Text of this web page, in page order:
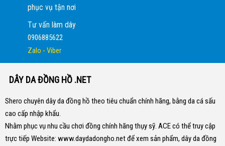
phục vụ tận nơi
Tư vấn làm dây
0906885622
Zalo - Viber
DÂY DA ĐỒNG HỒ .NET
Shero chuyên dây da đồng hồ theo tiêu chuẩn chính hãng, bằng da cá sấu
cao cấp nhập khẩu.
Nhằm phục vụ nhu cầu chơi đồng chính hãng thụy sỹ. ACE có thể truy cập
trực tiếp Website: www.daydadongho.netđể xem sản phẩm, dây da đồng